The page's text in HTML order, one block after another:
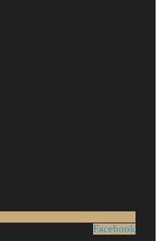
Facebook